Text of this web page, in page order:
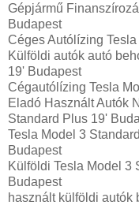
Gépjármű
Budapest
Céges Autólízing
Külföldi autók‎ autó
19' Budapest
Cégautólízing Tesla
Eladó Használt Autók
Standard Plus 19'
Tesla Model 3
Budapest
Külföldi Tesla Model 3
Budapest
használt külföldi autók